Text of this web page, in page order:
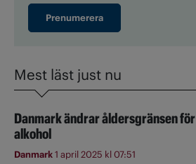
Prenumerera
Mest läst just nu
Danmark ändrar åldersgränsen för
alkohol
Danmark1 april 2025 kl 07:51